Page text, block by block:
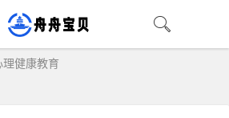
健康教育